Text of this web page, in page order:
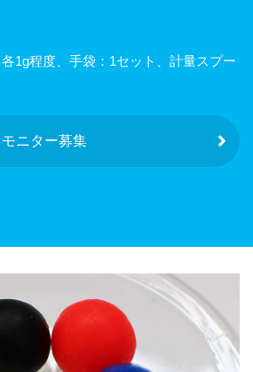
1g程度、手袋：1セット、計量スプー
モニター募集